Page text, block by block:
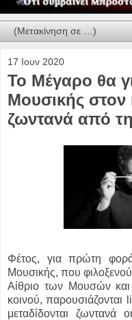
17 Ιουν 2020
To Μέγαρο θα
Μουσικής στον
ζωντανά από
Φέτος, για πρώτη
Μουσικής, που
Αίθριο των Μουσών
κοινού,
μεταδίδονται